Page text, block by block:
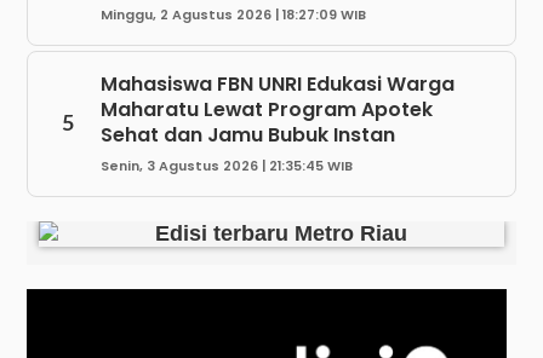
Minggu, 2 Agustus 2026 | 18:27:09 WIB
5
Mahasiswa FBN UNRI Edukasi Warga
Maharatu Lewat Program Apotek
Sehat dan Jamu Bubuk Instan
Senin, 3 Agustus 2026 | 21:35:45 WIB